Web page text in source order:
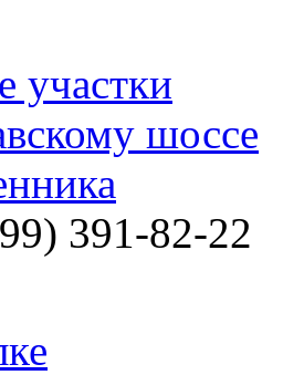
участки
шоссе
391-82-22